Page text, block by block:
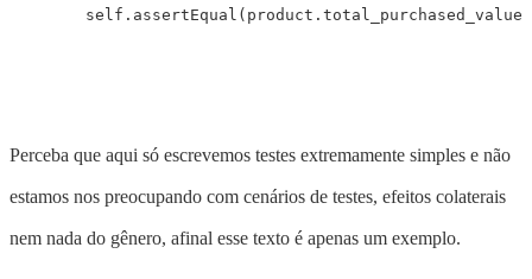
self . assertEqual ( product . total_purchased_value
Perceba que aqui só escrevemos testes extremamente simples e não
estamos nos preocupando com cenários de testes, efeitos colaterais
nem nada do gênero, afinal esse texto é apenas um exemplo.